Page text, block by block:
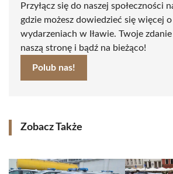
Przyłącz się do naszej społeczności
gdzie możesz dowiedzieć się więcej
wydarzeniach w Iławie. Twoje
naszą stronę i bądź na bieżąco!
Polub nas!
Zobacz Także